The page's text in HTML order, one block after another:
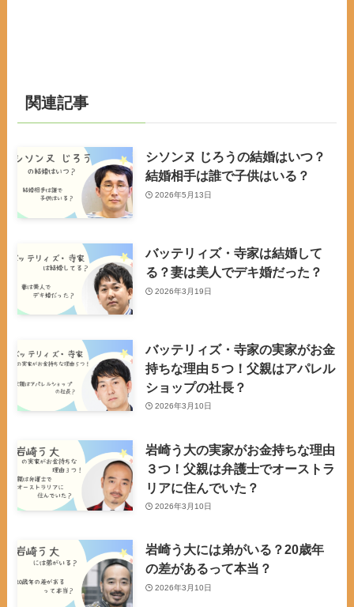
関連記事
シソンヌ じろうの結婚はいつ？
結婚相手は誰で子供はいる？
2026年5月13日
バッテリィズ・寺家は結婚して
る？妻は美人でデキ婚だった？
2026年3月19日
バッテリィズ・寺家の実家がお金
持ちな理由５つ！父親はアパレル
ショップの社長？
2026年3月10日
岩崎う大の実家がお金持ちな理由
３つ！父親は弁護士でオーストラ
リアに住んでいた？
2026年3月10日
岩崎う大には弟がいる？20歳年
の差があるって本当？
2026年3月10日